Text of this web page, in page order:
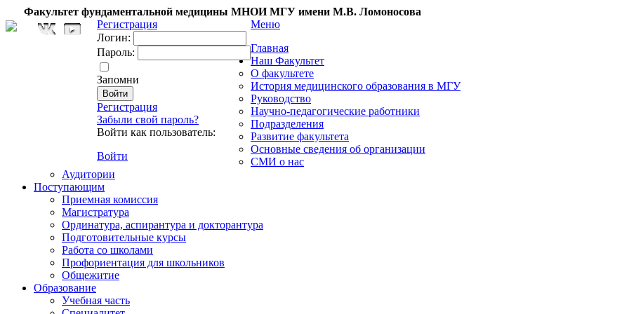
Факультет фундаментальной медицины МНОИ МГУ имени М.В. Ломоносова
Регистрация
Логин:
Пароль:
Запомни
Регистрация
Забыли свой пароль?
Войти как пользователь:
Войти
Меню
Главная
Наш Факультет
О факультете
История медицинского образования в МГУ
Руководство
Научно-педагогические работники
Подразделения
Развитие факультета
Основные сведения об организации
СМИ о нас
Аудитории
Поступающим
Приемная комиссия
Магистратура
Ординатура, аспирантура и докторантура
Подготовительные курсы
Работа со школами
Профориентация для школьников
Общежитие
Образование
Учебная часть